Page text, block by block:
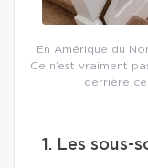
En Amérique du
Ce n’est vraiment
derrière
1. Les sous-